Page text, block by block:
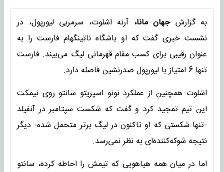
به گزارش جهان مانا، آرنه اشلوت، سرمربی لیورپول، در
نشست خبری گفت که او باشگاه ناتینگهام فارست را به
عنوان رقیبی برای کسب مقام قهرمانی لیگ می‌بیند. فارست
تنها 6 امتیاز با لیورپول صدرنشین فاصله دارد.
اشلوت همچنین از عملکرد نونو اسپریتو سانتو روی نیمکت
این تیم تمجید کرد و گفت که شکست سپتامبر در آنفیلد
-تنها شکستی که او تاکنون در لیگ برتر متحمل شده- دیگر
نتیجه شوکه‌کننده‌ای به نظر نمی‌رسد.
اما در میان همه هیاهویی که تیمش را احاطه کرده، سانتو